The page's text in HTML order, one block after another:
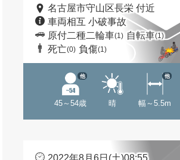
名古屋市守山区長栄 付近
車両相互 小破事故
原付二種二輪車(1) 自転車(1)
死亡(0) 負傷(1)
45～54歳
他
晴 幅～5.5m
他
2022年8月6日(土)08:55